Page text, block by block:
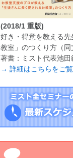
(2018/1 重版)
好き・得意を教える
教室」のつくり方（同
著書：ミスト代表池田
→ 詳細はこちらをご